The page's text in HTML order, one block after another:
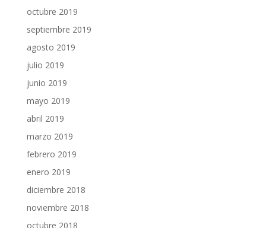
octubre 2019
septiembre 2019
agosto 2019
julio 2019
junio 2019
mayo 2019
abril 2019
marzo 2019
febrero 2019
enero 2019
diciembre 2018
noviembre 2018
octubre 2018